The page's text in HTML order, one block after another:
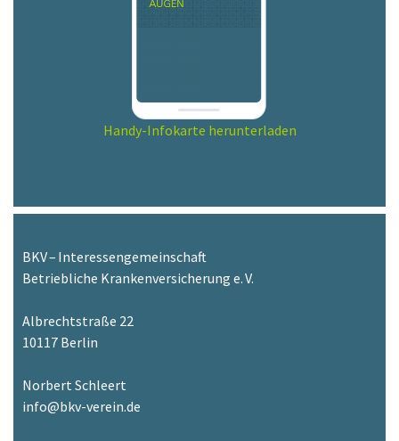
Handy-Infokarte herunterladen
BKV – Interessengemeinschaft
Betriebliche Krankenversicherung e. V.
Albrechtstraße 22
10117 Berlin
Norbert Schleert
info@bkv-verein.de